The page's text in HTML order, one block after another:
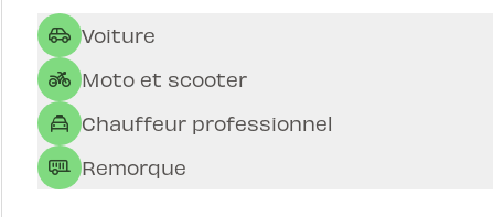
Voiture
Moto et scooter
Chauffeur professionnel
Remorque